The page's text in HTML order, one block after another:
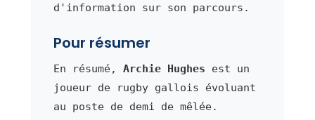
d'information sur son parcours.
Pour résumer
En résumé, Archie Hughes est un
joueur de rugby gallois évoluant
au poste de demi de mêlée.